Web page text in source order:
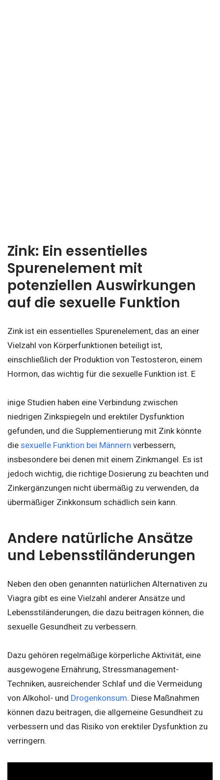
Zink: Ein essentielles
Spurenelement mit
potenziellen Auswirkungen
auf die sexuelle Funktion
Zink ist ein essentielles Spurenelement, das an einer
Vielzahl von Körperfunktionen beteiligt ist,
einschließlich der Produktion von Testosteron, einem
Hormon, das wichtig für die sexuelle Funktion ist. E
inige Studien haben eine Verbindung zwischen
niedrigen Zinkspiegeln und erektiler Dysfunktion
gefunden, und die Supplementierung mit Zink könnte
die sexuelle Funktion bei Männern verbessern,
insbesondere bei denen mit einem Zinkmangel. Es ist
jedoch wichtig, die richtige Dosierung zu beachten und
Zinkergänzungen nicht übermäßig zu verwenden, da
übermäßiger Zinkkonsum schädlich sein kann.
Andere natürliche Ansätze
und Lebensstiländerungen
Neben den oben genannten natürlichen Alternativen zu
Viagra gibt es eine Vielzahl anderer Ansätze und
Lebensstiländerungen, die dazu beitragen können, die
sexuelle Gesundheit zu verbessern.
Dazu gehören regelmäßige körperliche Aktivität, eine
ausgewogene Ernährung, Stressmanagement-
Techniken, ausreichender Schlaf und die Vermeidung
von Alkohol- und Drogenkonsum. Diese Maßnahmen
können dazu beitragen, die allgemeine Gesundheit zu
verbessern und das Risiko von erektiler Dysfunktion zu
verringern.